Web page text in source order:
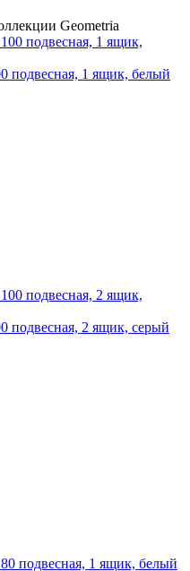
Geometria
подвесная, 1 ящик, белый
подвесная, 2 ящик, серый